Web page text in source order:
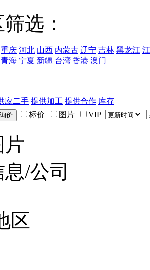
选：
重庆 河北 山西 内蒙古 辽宁 吉林 黑龙江
青海 宁夏 新疆 台湾 香港 澳门
应二手 提供加工 提供合作 库存
标价
图片 VIP
片
/公司
区